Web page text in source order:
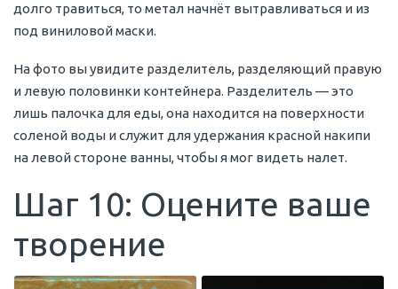
долго травиться, то метал начнёт вытравливаться и из
под виниловой маски.
На фото вы увидите разделитель, разделяющий правую
и левую половинки контейнера. Разделитель — это
лишь палочка для еды, она находится на поверхности
соленой воды и служит для удержания красной накипи
на левой стороне ванны, чтобы я мог видеть налет.
Шаг 10: Оцените ваше
творение